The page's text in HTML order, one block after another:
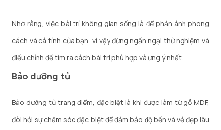
Nhớ rằng, việc bài trí không gian sống là để phản ánh phong
cách và cá tính của bạn, vì vậy đừng ngần ngại thử nghiệm và
điều chỉnh để tìm ra cách bài trí phù hợp và ưng ý nhất.
Bảo dưỡng tủ
Bảo dưỡng tủ trang điểm, đặc biệt là khi được làm từ gỗ MDF,
đòi hỏi sự chăm sóc đặc biệt để đảm bảo độ bền và vẻ đẹp lâu